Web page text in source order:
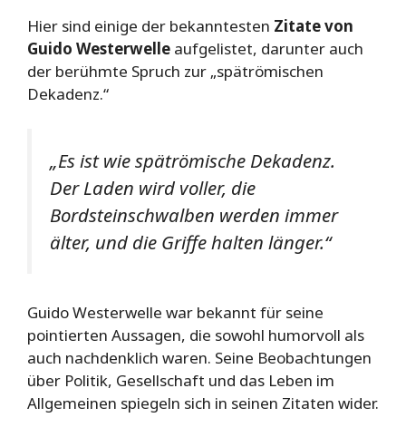
Hier sind einige der bekanntesten Zitate von
Guido Westerwelle aufgelistet, darunter auch
der berühmte Spruch zur „spätrömischen
Dekadenz.“
„Es ist wie spätrömische Dekadenz.
Der Laden wird voller, die
Bordsteinschwalben werden immer
älter, und die Griffe halten länger.“
Guido Westerwelle war bekannt für seine
pointierten Aussagen, die sowohl humorvoll als
auch nachdenklich waren. Seine Beobachtungen
über Politik, Gesellschaft und das Leben im
Allgemeinen spiegeln sich in seinen Zitaten wider.